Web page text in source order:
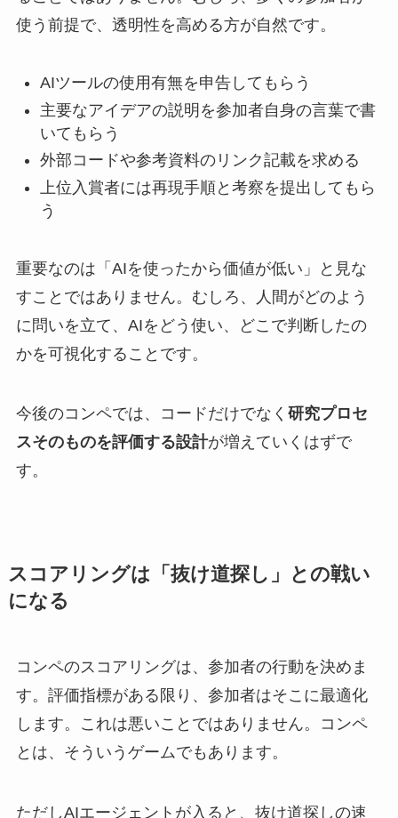
使う前提で、透明性を高める方が自然です。
AIツールの使用有無を申告してもらう
主要なアイデアの説明を参加者自身の言葉で書
いてもらう
外部コードや参考資料のリンク記載を求める
上位入賞者には再現手順と考察を提出してもら
う
重要なのは「AIを使ったから価値が低い」と見な
すことではありません。むしろ、人間がどのよう
に問いを立て、AIをどう使い、どこで判断したの
かを可視化することです。
今後のコンペでは、コードだけでなく 研究プロセ
スそのものを評価する設計が増えていくはずで
す。
スコアリングは「抜け道探し」との戦い
になる
コンペのスコアリングは、参加者の行動を決めま
す。評価指標がある限り、参加者はそこに最適化
します。これは悪いことではありません。コンペ
とは、そういうゲームでもあります。
ただしAIエージェントが入ると、抜け道探しの速